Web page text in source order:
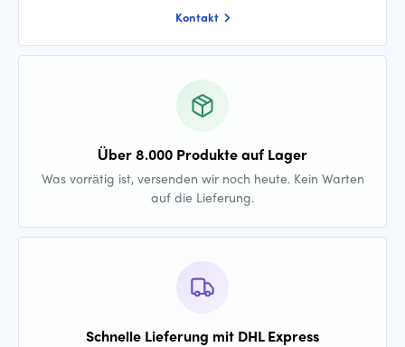
Kontakt
Über 8.000 Produkte auf Lager
Was vorrätig ist, versenden wir noch heute. Kein Warten
auf die Lieferung.
Schnelle Lieferung mit DHL Express